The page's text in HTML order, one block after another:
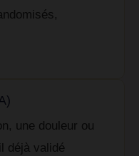
une douleur ou
déjà validé